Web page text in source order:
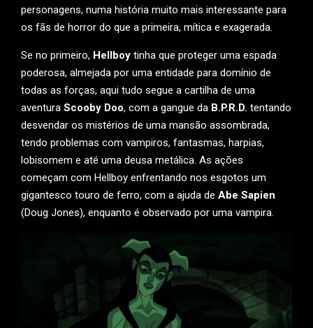
personagens, numa história muito mais interessante para
os fãs de horror do que a primeira, mítica e exagerada.
Se no primeiro, Hellboy tinha que proteger uma espada
poderosa, almejada por uma entidade para domínio de
todas as forças, aqui tudo segue a cartilha de uma
aventura Scooby Doo, com a gangue da B.P.R.D. tentando
desvendar os mistérios de uma mansão assombrada,
tendo problemas com vampiros, fantasmas, harpias,
lobisomem e até uma deusa metálica. As ações
começam com Hellboy enfrentando nos esgotos um
gigantesco touro de ferro, com a ajuda de Abe Sapien
(Doug Jones), enquanto é observado por uma vampira.